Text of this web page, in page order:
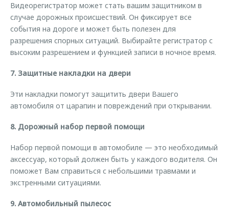
Видеорегистратор может стать вашим защитником в
случае дорожных происшествий. Он фиксирует все
события на дороге и может быть полезен для
разрешения спорных ситуаций. Выбирайте регистратор с
высоким разрешением и функцией записи в ночное время.
7. Защитные накладки на двери
Эти накладки помогут защитить двери Вашего
автомобиля от царапин и повреждений при открывании.
8. Дорожный набор первой помощи
Набор первой помощи в автомобиле — это необходимый
аксессуар, который должен быть у каждого водителя. Он
поможет Вам справиться с небольшими травмами и
экстренными ситуациями.
9. Автомобильный пылесос